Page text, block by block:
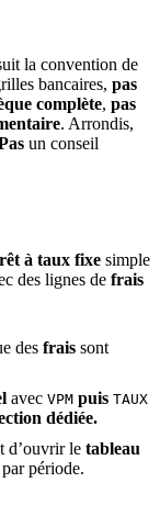
la convention de
bancaires, pas
complète, pas
. Arrondis,
un conseil
à taux fixe simple
des lignes de frais
des frais sont
avec VPM puis TAUX
dédiée.
d’ouvrir le tableau
période.